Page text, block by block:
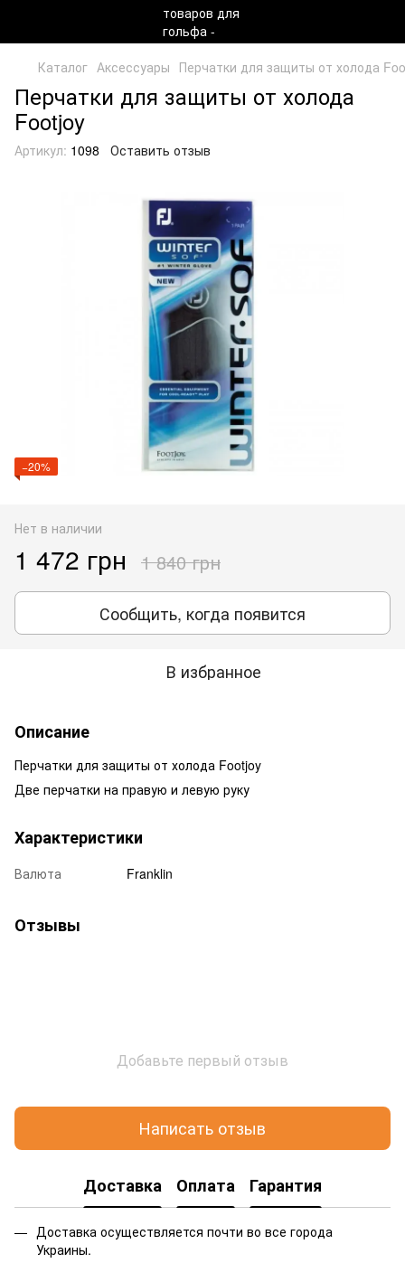
Каталог Аксессуары Перчатки для защиты от холода
Перчатки для защиты от холода
Footjoy
Артикул: 1098 Оставить отзыв
−20%
Нет в наличии
1 472 грн 1 840 грн
Сообщить, когда появится
В избранное
Описание
Перчатки для защиты от холода Footjoy
Две перчатки на правую и левую руку
Характеристики
Валюта Franklin
Отзывы
Добавьте первый отзыв
Написать отзыв
Доставка Оплата Гарантия
Доставка осуществляется почти во все города
Украины.